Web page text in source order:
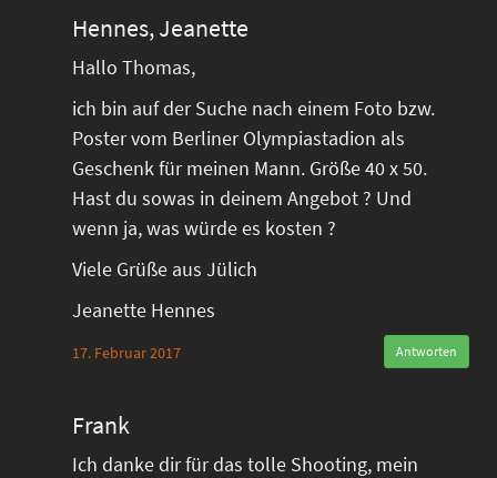
Hennes, Jeanette
Hallo Thomas,
ich bin auf der Suche nach einem Foto bzw.
Poster vom Berliner Olympiastadion als
Geschenk für meinen Mann. Größe 40 x 50.
Hast du sowas in deinem Angebot ? Und
wenn ja, was würde es kosten ?
Viele Grüße aus Jülich
Jeanette Hennes
17. Februar 2017 Antworten
Frank
Ich danke dir für das tolle Shooting, mein